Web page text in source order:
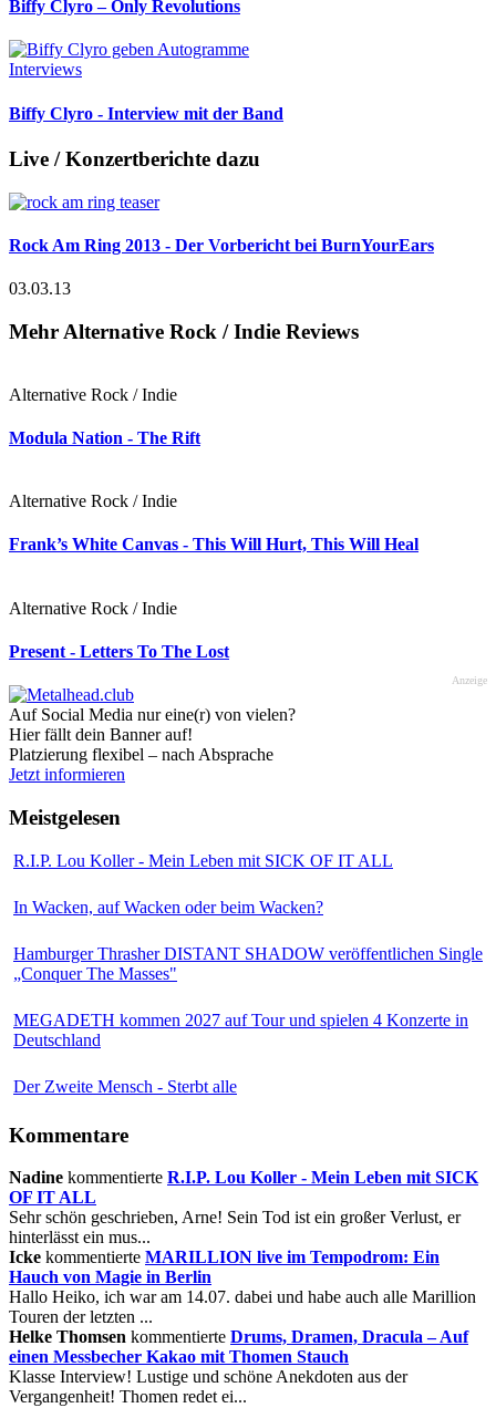
Biffy Clyro – Only Revolutions
Interviews
Biffy Clyro - Interview mit der Band
Live / Konzertberichte dazu
Rock Am Ring 2013 - Der Vorbericht bei BurnYourEars
03.03.13
Mehr Alternative Rock / Indie Reviews
Alternative Rock / Indie
Modula Nation - The Rift
Alternative Rock / Indie
Frank’s White Canvas - This Will Hurt, This Will Heal
Alternative Rock / Indie
Present - Letters To The Lost
Anzeige
Auf Social Media nur eine(r) von vielen?
Hier fällt dein Banner auf!
Platzierung flexibel – nach Absprache
Jetzt informieren
Meistgelesen
R.I.P. Lou Koller - Mein Leben mit SICK OF IT ALL
In Wacken, auf Wacken oder beim Wacken?
Hamburger Thrasher DISTANT SHADOW veröffentlichen Single
„Conquer The Masses"
MEGADETH kommen 2027 auf Tour und spielen 4 Konzerte in
Deutschland
Der Zweite Mensch - Sterbt alle
Kommentare
Nadine kommentierte R.I.P. Lou Koller - Mein Leben mit SICK
OF IT ALL
Sehr schön geschrieben, Arne! Sein Tod ist ein großer Verlust, er
hinterlässt ein mus...
Icke kommentierte MARILLION live im Tempodrom: Ein
Hauch von Magie in Berlin
Hallo Heiko, ich war am 14.07. dabei und habe auch alle Marillion
Touren der letzten ...
Helke Thomsen kommentierte Drums, Dramen, Dracula – Auf
einen Messbecher Kakao mit Thomen Stauch
Klasse Interview! Lustige und schöne Anekdoten aus der
Vergangenheit! Thomen redet ei...